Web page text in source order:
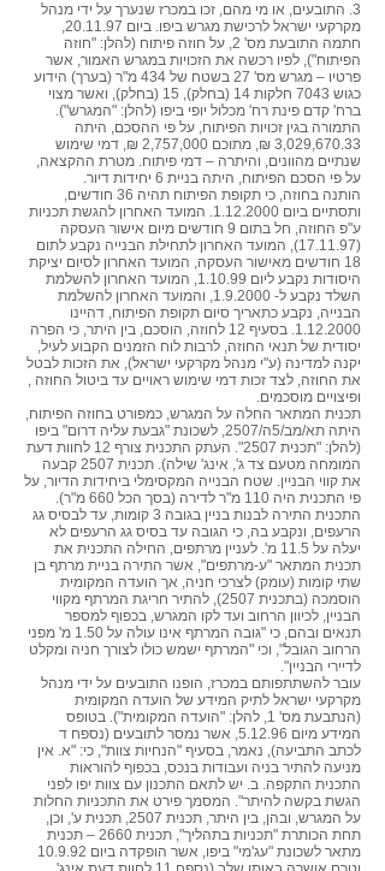
3. התובעים, או מי מהם, זכו במכרז שנערך על ידי מנהל
מקרקעי ישראל לרכישת מגרש ביפו. ביום 20.11.97,
חתמה התובעת מס' 2, על חוזה פיתוח (להלן: "חוזה
הפיתוח"), לפיו רכשה את הזכויות במגרש האמור, אשר
פרטיו – מגרש מס' 27 בשטח של 434 מ"ר (בערך) הידוע
כגוש 7043 חלקות 14 (בחלק), 15 (בחלק), ואשר מצוי
ברח' קדם פינת רח' מכלול יופי ביפו (להלן: "המגרש").
התמורה בגין זכויות הפיתוח, על פי ההסכם, היתה
3,029,670.33 ₪, מתוכם 2,757,000 ₪, דמי שימוש
שנתיים מהוונים, והיתרה – דמי פיתוח. מטרת ההקצאה,
על פי הסכם הפיתוח, היתה בניית 6 יחידות דיור.
הותנה בחוזה, כי תקופת הפיתוח תהיה 36 חודשים,
ותסתיים ביום 1.12.2000. המועד האחרון להגשת תכניות
ע"פ החוזה, חל בתום 9 חודשים מיום אישור העסקה
(17.11.97), המועד האחרון לתחילת הבנייה נקבע לתום
18 חודשים מאישור העסקה, המועד האחרון לסיום יציקת
היסודות נקבע ליום 1.10.99, המועד האחרון להשלמת
השלד נקבע ל- 1.9.2000, והמועד האחרון להשלמת
הבנייה, נקבע כתאריך סיום תקופת הפיתוח, דהיינו
1.12.2000
. בסעיף 12 לחוזה, הוסכם, בין היתר, כי הפרה
יסודית של תנאי החוזה, לרבות לוח הזמנים הקבוע לעיל,
יקנה למדינה (ע"י מנהל מקרקעי ישראל), את הזכות לבטל
את החוזה, לצד זכות דמי שימוש ראויים עד ביטול החוזה ,
ופיצויים מוסכמים.
תכנית המתאר החלה על המגרש, כמפורט בחוזה הפיתוח,
היתה תא/מב/5ה/2507, לשכונת "גבעת עליה דרום" ביפו
(להלן: "תכנית 2507". העתק התכנית צורף 12 לחוות דעת
המומחה מטעם צד ג', אינג' שילה). תכנית 2507 קבעה
את קווי הבניין. שטח הבנייה המקסימלי ביחידות הדיור, על
פי התכנית היה 110 מ"ר לדירה (בסך הכל 660 מ"ר).
התכנית התירה לבנות בניין בגובה 3 קומות, עד לבסיס גג
הרעפים, ונקבע בה, כי הגובה עד בסיס גג הרעפים לא
יעלה על 11.5 מ'. לעניין מרתפים, החילה התכנית את
תכנית המתאר "ע-מרתפים", אשר התירה בניית מרתף בן
שתי קומות (עומק) לצרכי חניה, אך הועדה המקומית
הוסמכה (בתכנית 2507), להתיר חריגת המרתף מקווי
הבניין, לכיוון הרחוב ועד לקו המגרש, בכפוף למספר
תנאים ובהם, כי "גובה המרתף אינו עולה על 1.50 מ' מפני
הרחוב הגובל", וכי "המרתף ישמש כולו לצורך חניה ומקלט
לדיירי הבניין".
עובר להשתתפותם במכרז, הופנו התובעים על ידי מנהל
מקרקעי ישראל לתיק המידע של הועדה המקומית
(הנתבעת מס' 1, להלן: "הועדה המקומית"). בטופס
המידע מיום 5.12.96, אשר נמסר לתובעים (נספח ד
לכתב התביעה), נאמר, בסעיף "הנחיות צוות", כי: "א. אין
מניעה להתיר בניה ועבודות בנכס, בכפוף להוראות
התכנית התקפה. ב. יש לתאם התכנון עם צוות יפו לפני
הגשת בקשה להיתר". המסמך פירט את התכניות החלות
על המגרש, ובהן, בין היתר, תכנית 2507, תכנית ע', וכן,
תחת הכותרת "תכניות בתהליך", תכנית 2660 – תכנית
מתאר לשכונת "עג'מי" ביפו, אשר הופקדה ביום 10.9.92